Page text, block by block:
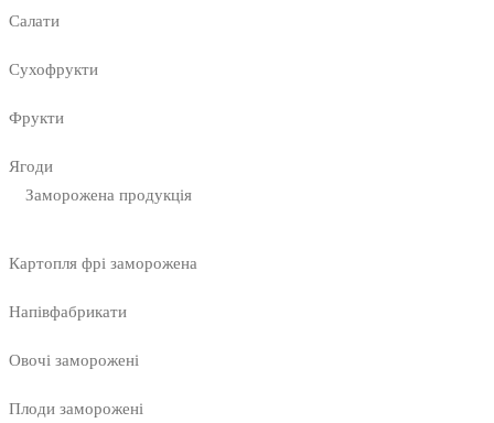
Салати
Сухофрукти
Фрукти
Ягоди
Заморожена продукція
Картопля фрі заморожена
Напівфабрикати
Овочі заморожені
Плоди заморожені